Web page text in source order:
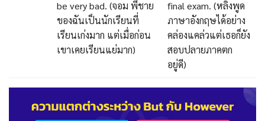
be very bad. (จอม พี่ชาย
ของฉันเป็นนักเรียนที่
เรียนเก่งมาก แต่เมื่อก่อน
เขาเคยเรียนแย่มาก)
final exam. (หลิงพูด
ภาษาอังกฤษได้อย่าง
คล่องแคล่วแต่เธอก็ยัง
สอบปลายภาคตก
อยู่ดี)